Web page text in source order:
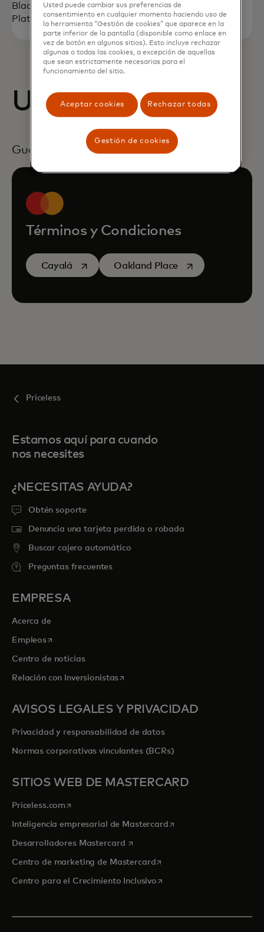
Black o
Platinum.
Ubicación:
Guatemala
Términos y Condiciones‎
Cayaláse abre en una pestaña nueva
Oakland Place se abre en una
Priceless
Estamos aquí para cuando
nos necesites
¿NECESITAS AYUDA?
Obtén soporte
Denuncia una tarjeta perdida o robada
Buscar cajero automático
Preguntas frecuentes
EMPRESA
Acerca de
Empleosse abre en una pestaña nueva
Centro de noticias
Relación con Inversionistasse abre en una pestaña nueva
AVISOS LEGALES Y PRIVACIDAD
Privacidad y responsabilidad de datos
Normas corporativas vinculantes (BCRs)
SITIOS WEB DE MASTERCARD
Priceless.com se abre en una pestaña nueva
Inteligencia empresarial de Mastercardse abre en una pestaña
Desarrolladores Mastercard se abre en una pestaña nueva
Centro de marketing de Mastercardse abre en una pestaña
Centro para el Crecimiento Inclusivose abre en una pestaña
Usted puede cambiar sus preferencias de
consentimiento en cualquier momento haciendo uso de
la herramienta “Gestión de cookies” que aparece en la
parte inferior de la pantalla (disponible como enlace en
vez de botón en algunos sitios). Esto incluye rechazar
algunas o todas las cookies, a excepción de aquellas
que sean estrictamente necesarias para el
funcionamiento del sitio.
Aceptar cookies Rechazar todas
Gestión de cookies